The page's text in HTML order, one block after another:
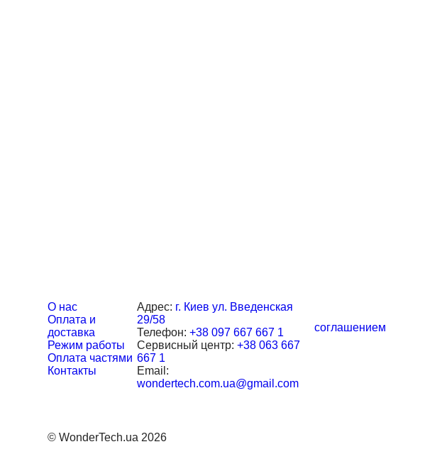
О нас
Оплата и
доставка
Режим работы
Оплата частями
Контакты
Адрес: г. Киев ул. Введенская
29/58
Телефон: +38 097 667 667 1
Сервисный центр: +38 063 667
667 1
Email:
wondertech.com.ua@gmail.com
соглашением
© WonderTech.ua 2026